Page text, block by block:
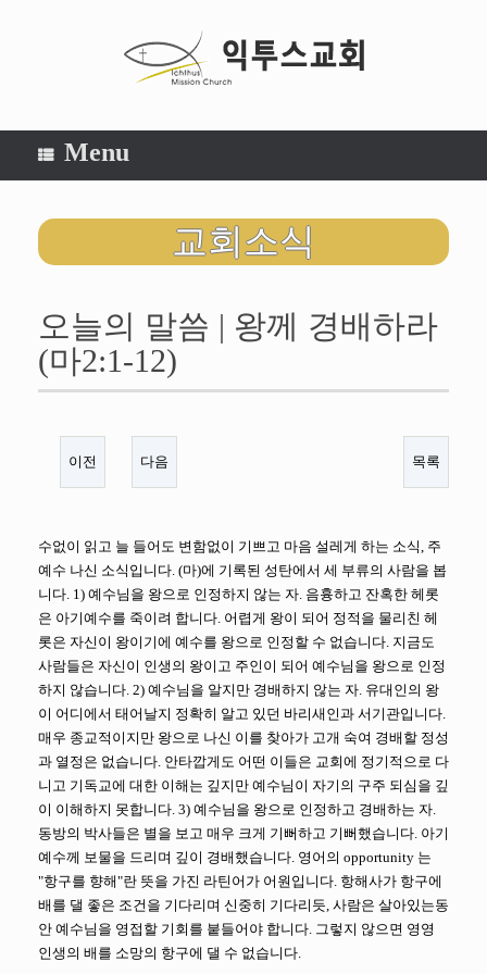
Menu
교회소식
오늘의 말씀 | 왕께 경배하라
(마2:1-12)
이전 다음 목록
수없이 읽고 늘 들어도 변함없이 기쁘고 마음 설레게 하는 소식, 주
예수 나신 소식입니다. (마)에 기록된 성탄에서 세 부류의 사람을 봅
니다. 1) 예수님을 왕으로 인정하지 않는 자. 음흉하고 잔혹한 헤롯
은 아기예수를 죽이려 합니다. 어렵게 왕이 되어 정적을 물리친 헤
롯은 자신이 왕이기에 예수를 왕으로 인정할 수 없습니다. 지금도
사람들은 자신이 인생의 왕이고 주인이 되어 예수님을 왕으로 인정
하지 않습니다. 2) 예수님을 알지만 경배하지 않는 자. 유대인의 왕
이 어디에서 태어날지 정확히 알고 있던 바리새인과 서기관입니다.
매우 종교적이지만 왕으로 나신 이를 찾아가 고개 숙여 경배할 정성
과 열정은 없습니다. 안타깝게도 어떤 이들은 교회에 정기적으로 다
니고 기독교에 대한 이해는 깊지만 예수님이 자기의 구주 되심을 깊
이 이해하지 못합니다. 3) 예수님을 왕으로 인정하고 경배하는 자.
동방의 박사들은 별을 보고 매우 크게 기뻐하고 기뻐했습니다. 아기
예수께 보물을 드리며 깊이 경배했습니다. 영어의 opportunity 는
"항구를 향해"란 뜻을 가진 라틴어가 어원입니다. 항해사가 항구에
배를 댈 좋은 조건을 기다리며 신중히 기다리듯, 사람은 살아있는동
안 예수님을 영접할 기회를 붙들어야 합니다. 그렇지 않으면 영영
인생의 배를 소망의 항구에 댈 수 없습니다.